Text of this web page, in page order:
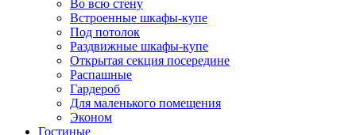
Во всю стену
Встроенные шкафы-купе
Под потолок
Раздвижные шкафы-купе
Открытая секция посередине
Распашные
Гардероб
Для маленького помещения
Эконом
Гостиные